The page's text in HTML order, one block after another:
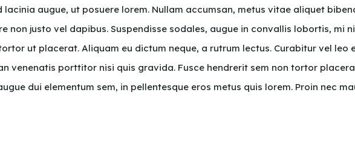
lacinia augue, ut posuere lorem. Nullam accumsan, metus vitae aliquet
non justo vel dapibus. Suspendisse sodales, augue in convallis lobortis, mi
ut placerat. Aliquam eu dictum neque, a rutrum lectus. Curabitur vel leo
venenatis porttitor nisi quis gravida. Fusce hendrerit sem non tortor
dui elementum sem, in pellentesque eros metus quis lorem. Proin nec